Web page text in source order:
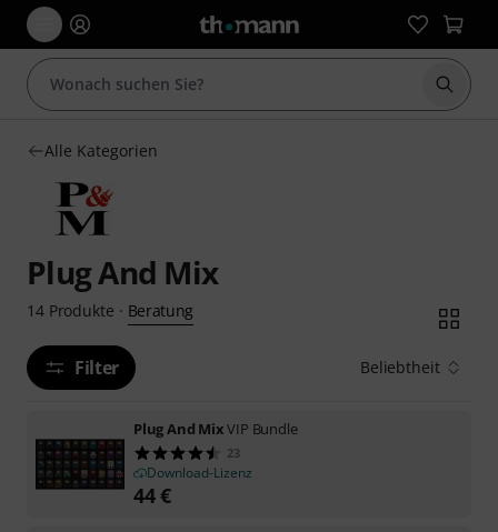
Suche
Alle Kategorien
Plug And Mix
14 Produkte · Beratung
Filter Beliebtheit
Plug And MixVIP Bundle
23
Download-Lizenz
44€